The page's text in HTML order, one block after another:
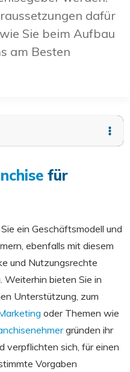
dafür
Sie beim Aufbau
am Besten
für
ein Geschäftsmodell und
ebenfalls mit diesem
und Nutzungsrechte
Weiterhin bieten Sie in
Unterstützung, zum
oder Themen wie
gründen ihr
verpflichten sich, für einen
Vorgaben